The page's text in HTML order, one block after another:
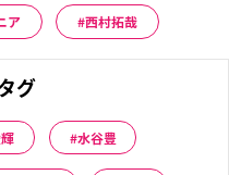
ア 西村拓哉
グ
水谷豊